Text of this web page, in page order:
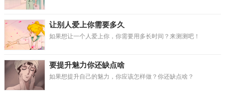
让别人爱上你需要多久
如果想让一个人爱上你，你需要用多长时间？来测测吧！
要提升魅力你还缺点啥
如果想提升自己的魅力，你应该怎样做？你还缺点啥？